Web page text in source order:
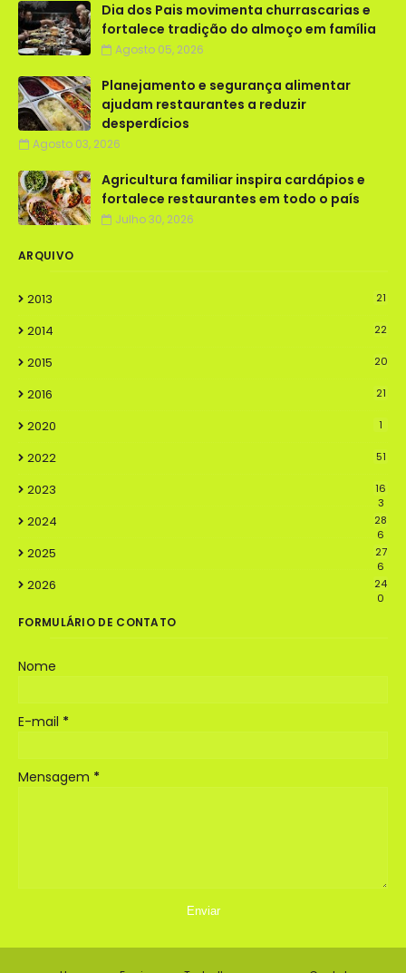
Dia dos Pais movimenta churrascarias e
fortalece tradição do almoço em família
Agosto 05, 2026
Planejamento e segurança alimentar
ajudam restaurantes a reduzir
desperdícios
Agosto 03, 2026
Agricultura familiar inspira cardápios e
fortalece restaurantes em todo o país
Julho 30, 2026
ARQUIVO
2013 21
2014 22
2015 20
2016 21
2020 1
2022 51
2023
16
3
2024
28
6
2025
27
6
2026
24
0
FORMULÁRIO DE CONTATO
Nome
E-mail *
Mensagem *